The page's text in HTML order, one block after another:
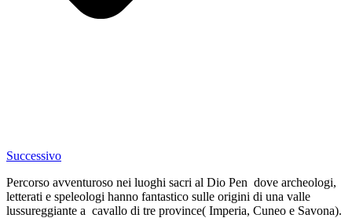
Successivo
Percorso avventuroso nei luoghi sacri al Dio Pen dove archeologi,
letterati e speleologi hanno fantastico sulle origini di una valle
lussureggiante a cavallo di tre province( Imperia, Cuneo e Savona).